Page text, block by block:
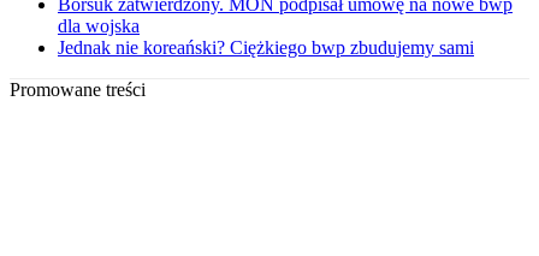
Borsuk zatwierdzony. MON podpisał umowę na nowe bwp
dla wojska
Jednak nie koreański? Ciężkiego bwp zbudujemy sami
Promowane treści